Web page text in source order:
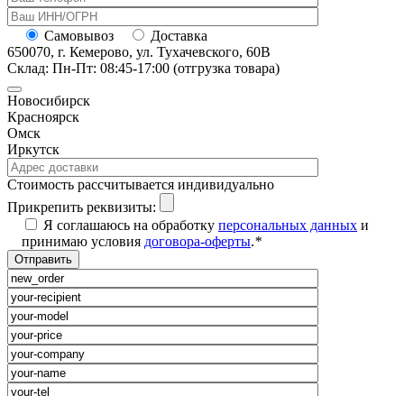
Самовывоз
Доставка
650070, г. Кемерово, ул. Тухачевского, 60В
Склад: Пн-Пт: 08:45-17:00 (отгрузка товара)
Новосибирск
Красноярск
Омск
Иркутск
Cтоимость рассчитывается индивидуально
Прикрепить реквизиты:
Я соглашаюсь на обработку персональных данных и
принимаю условия договора-оферты.*